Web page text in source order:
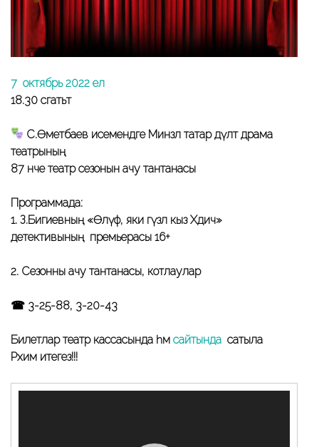
7 октябрь 2022 ел
18.30 сәгатьтә
С.Өметбаев исемендәге Минзәлә татар дәүләт драма
театрының
87 нче театр сезонын ачу тантанасы
Программада:
1. З.Бигиевның «Өлүф, яки гүзәл кыз Хәдичә»
детективының премьерасы 16+
2. Сезонны ачу тантанасы, котлаулар
☎ 3-25-88, 3-20-43
Билетлар театр кассасында һәм сайтында сатыла
Рәхим итегез!!!